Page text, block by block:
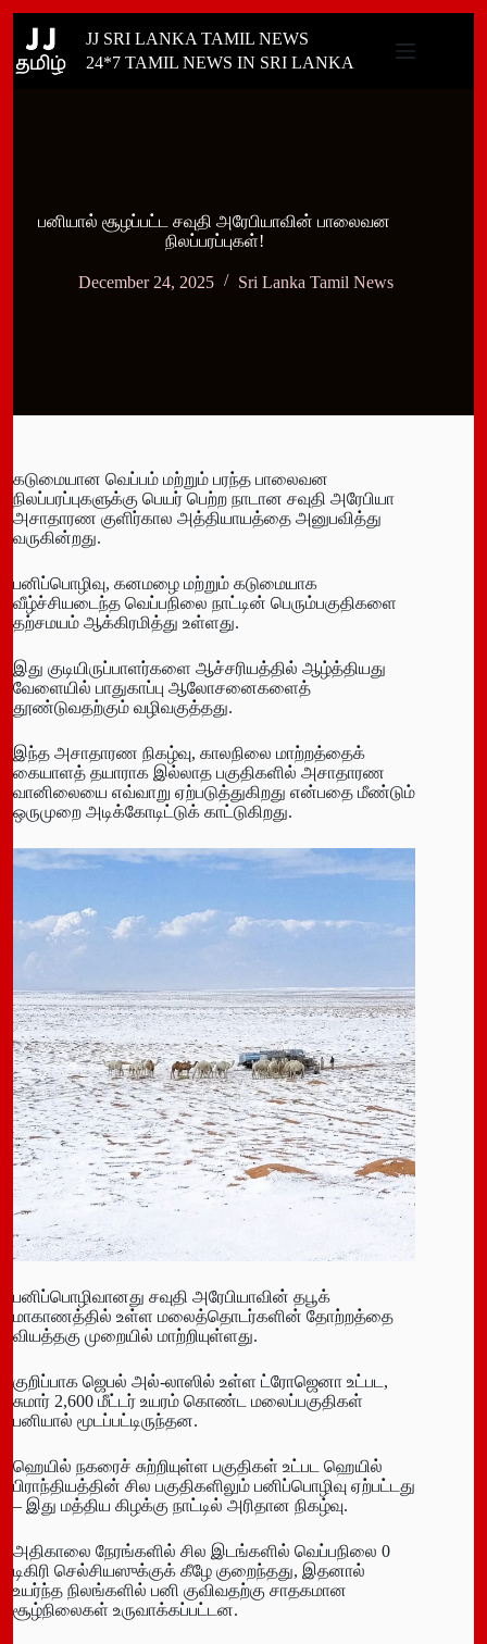
content
JJ SRI LANKA TAMIL NEWS
24*7 TAMIL NEWS IN SRI LANKA
பனியால் சூழப்பட்ட சவுதி அரேபியாவின் பாலைவன
நிலப்பரப்புகள்!
December 24, 2025 Sri Lanka Tamil News
கடுமையான வெப்பம் மற்றும் பரந்த பாலைவன
நிலப்பரப்புகளுக்கு பெயர் பெற்ற நாடான சவுதி அரேபியா
அசாதாரண குளிர்கால அத்தியாயத்தை அனுபவித்து
வருகின்றது.
பனிப்பொழிவு, கனமழை மற்றும் கடுமையாக
வீழ்ச்சியடைந்த வெப்பநிலை நாட்டின் பெரும்பகுதிகளை
தற்சமயம் ஆக்கிரமித்து உள்ளது.
இது குடியிருப்பாளர்களை ஆச்சரியத்தில் ஆழ்த்தியது
வேளையில் பாதுகாப்பு ஆலோசனைகளைத்
தூண்டுவதற்கும் வழிவகுத்தது.
இந்த அசாதாரண நிகழ்வு, காலநிலை மாற்றத்தைக்
கையாளத் தயாராக இல்லாத பகுதிகளில் அசாதாரண
வானிலையை எவ்வாறு ஏற்படுத்துகிறது என்பதை மீண்டும்
ஒருமுறை அடிக்கோடிட்டுக் காட்டுகிறது.
பனிப்பொழிவானது சவுதி அரேபியாவின் தபூக்
மாகாணத்தில் உள்ள மலைத்தொடர்களின் தோற்றத்தை
வியத்தகு முறையில் மாற்றியுள்ளது.
குறிப்பாக ஜெபல் அல்-லாஸில் உள்ள ட்ரோஜெனா உட்பட,
சுமார் 2,600 மீட்டர் உயரம் கொண்ட மலைப்பகுதிகள்
பனியால் மூடப்பட்டிருந்தன.
ஹெயில் நகரைச் சுற்றியுள்ள பகுதிகள் உட்பட ஹெயில்
பிராந்தியத்தின் சில பகுதிகளிலும் பனிப்பொழிவு ஏற்பட்டது
– இது மத்திய கிழக்கு நாட்டில் அரிதான நிகழ்வு.
அதிகாலை நேரங்களில் சில இடங்களில் வெப்பநிலை 0
டிகிரி செல்சியஸுக்குக் கீழே குறைந்தது, இதனால்
உயர்ந்த நிலங்களில் பனி குவிவதற்கு சாதகமான
சூழ்நிலைகள் உருவாக்கப்பட்டன.